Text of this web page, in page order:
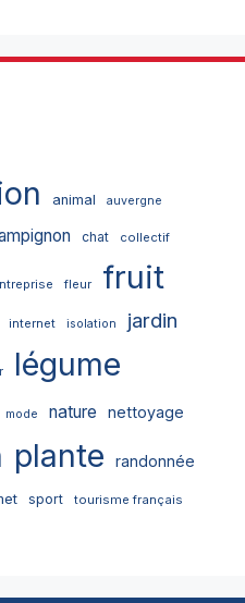
animal auvergne
chat collectif
fleur fruit
internet isolation jardin
légume
mode nature nettoyage
plante randonnée
sport tourisme français